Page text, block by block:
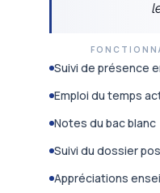
Suivi de présence
Emploi du temps
Notes du bac blanc
Suivi du dossier
Appréciations